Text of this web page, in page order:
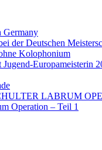
der Deutschen
Kolophonium
Europameisterin
LABRUM
Operation – Teil 1